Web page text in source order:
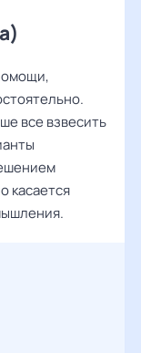
все взвесить
касается